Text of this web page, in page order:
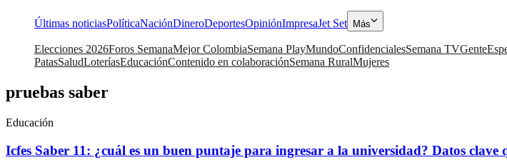
Últimas noticiasPolíticaNaciónDineroDeportesOpiniónImpresaJet Set Más
Elecciones 2026Foros SemanaMejor ColombiaSemana PlayMundoConfidencialesSemana TVGente
PatasSaludLoteríasEducaciónContenido en colaboraciónSemana RuralMujeres
pruebas saber
Educación
Icfes Saber 11: ¿cuál es un buen puntaje para ingresar a la universidad? Datos clave